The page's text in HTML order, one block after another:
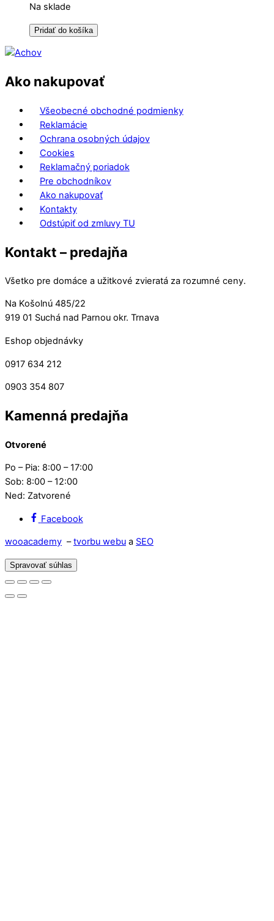
Na sklade
Pridať do košíka
Ako nakupovať
Všeobecné obchodné podmienky
Reklamácie
Ochrana osobných údajov
Cookies
Reklamačný poriadok
Pre obchodníkov
Ako nakupovať
Kontakty
Odstúpiť od zmluvy TU
Kontakt – predajňa
Všetko pre domáce a užitkové zvieratá za rozumné ceny.
Na Košolnú 485/22
919 01 Suchá nad Parnou okr. Trnava
Eshop objednávky
0917 634 212
0903 354 807
Kamenná predajňa
Otvorené
Po – Pia: 8:00 – 17:00
Sob: 8:00 – 12:00
Ned: Zatvorené
Facebook
wooacademy –tvorbu webu a SEO
Spravovať súhlas